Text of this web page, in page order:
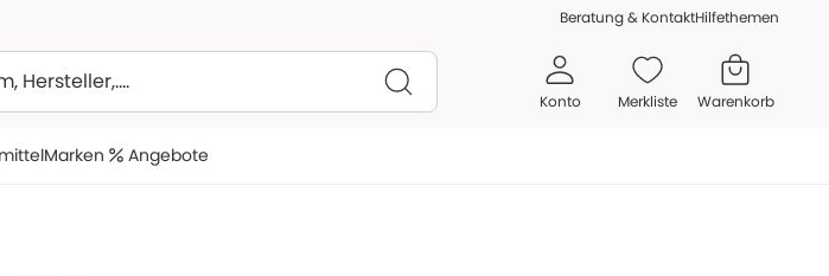
Beratung & KontaktHilfethemen
Konto Merkliste Warenkorb
Marken Angebote